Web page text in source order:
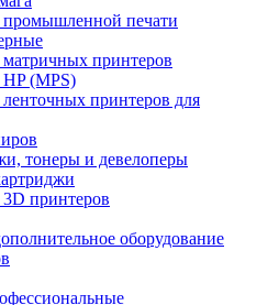
печати
принтеров
(MPS)
принтеров для
тонеры и девелоперы
принтеров
оборудование